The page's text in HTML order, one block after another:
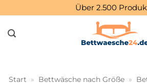
springen
Über 2.500
Start » Bettwäsche nach Größe »